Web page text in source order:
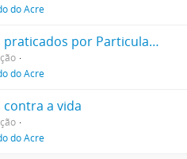
do Acre
Processar a julgar crimes praticados por Particular Contra a Administração Geral
do Acre
a vida
do Acre